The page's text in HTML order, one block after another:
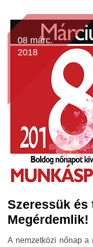
08 márc.
2018
Szeressük és
Megérdemlik!
A nemzetközi nőnap a